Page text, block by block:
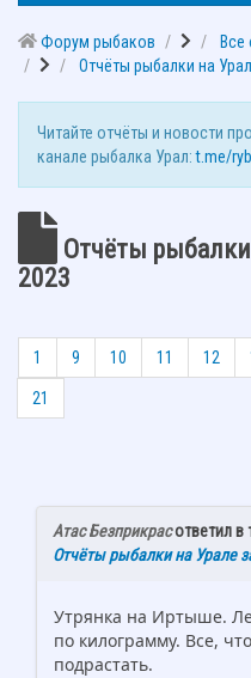
Форум рыбаков Все
Отчёты рыбалки на
Читайте отчёты и новости
канале рыбалка Урал:t.me/
Отчёты рыбалки
2023
1 9 10 11 12
21
Атас Безприкрасответил в
Отчёты рыбалки на Урале
Утрянка на Иртыше.
по килограмму. Все,
подрастать.